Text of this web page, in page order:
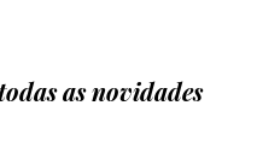
as novidades